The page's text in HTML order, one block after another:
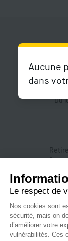
Du
Aucune
dans